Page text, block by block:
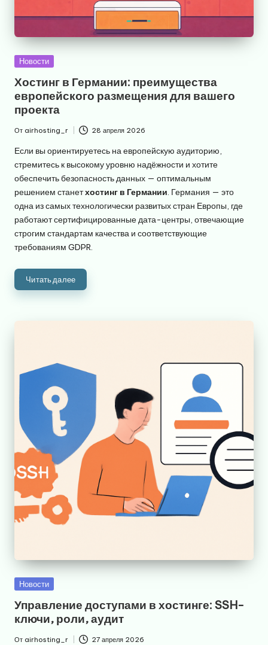
Опубликовано
Новости
Хостинг в Германии: преимущества
европейского размещения для вашего
проекта
Запись
от
От airhosting_r 28 апреля 2026
Если вы ориентируетесь на европейскую аудиторию,
стремитесь к высокому уровню надёжности и хотите
обеспечить безопасность данных — оптимальным
решением станетхостинг в Германии . Германия — это
одна из самых технологически развитых стран Европы, где
работают сертифицированные дата-центры, отвечающие
строгим стандартам качества и соответствующие
требованиям GDPR.
Читать далее
Опубликовано
Новости
Управление доступами в хостинге: SSH-
ключи, роли, аудит
От airhosting_r 27 апреля 2026